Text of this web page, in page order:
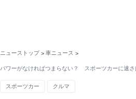
ニューストップ > 車ニュース >
パワーがなければつまらない？ スポーツカーに速さ
スポーツカー クルマ